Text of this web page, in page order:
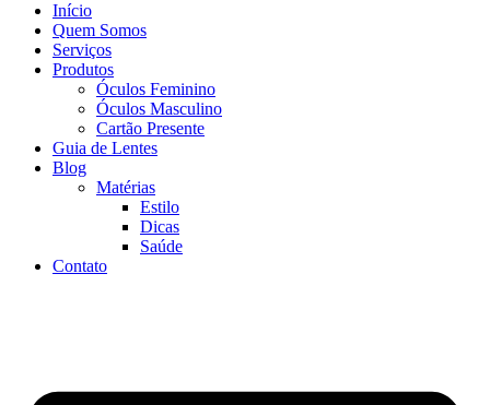
Início
Quem Somos
Serviços
Produtos
Óculos Feminino
Óculos Masculino
Cartão Presente
Guia de Lentes
Blog
Matérias
Estilo
Dicas
Saúde
Contato